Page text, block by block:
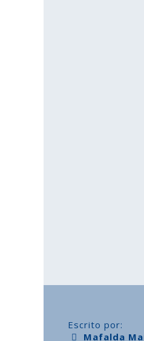
Escrito por:
Mafalda